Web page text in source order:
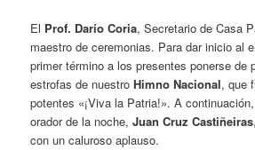
El Prof. Darío Coria, Secretario de Casa
maestro de ceremonias. Para dar inicio al
primer término a los presentes ponerse de
estrofas de nuestroHimno Nacional, que
potentes «¡Viva la Patria!». A
orador de la noche,Juan Cruz Castiñeiras
con un caluroso aplauso.